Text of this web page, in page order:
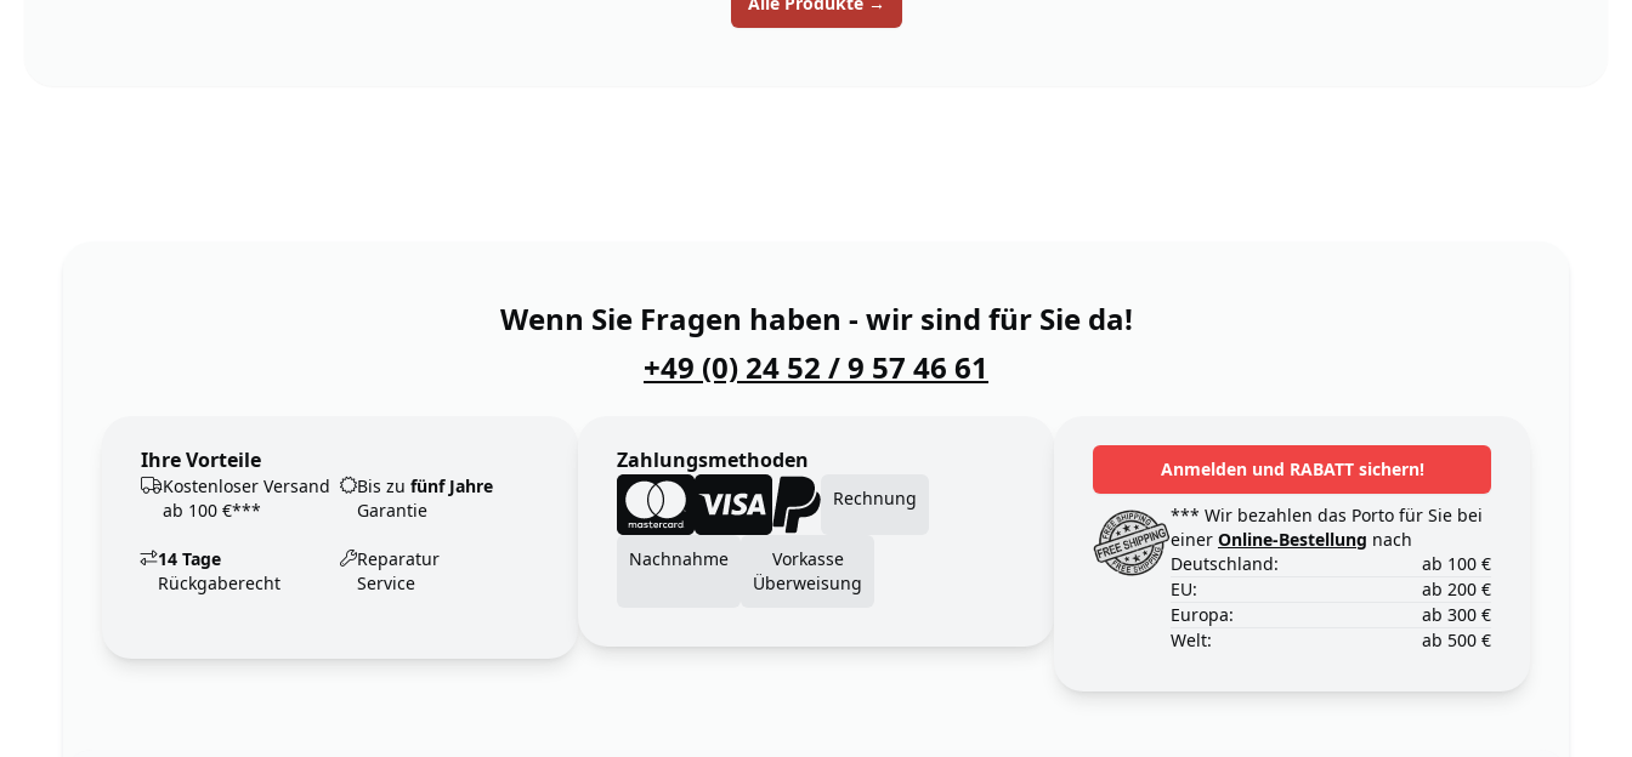
Wenn Sie Fragen haben - wir sind für Sie da!
+49 (0) 24 52 / 9 57 46 61
Ihre Vorteile
Kostenloser Versand
ab 100 €***
Bis zu fünf Jahre
Garantie
14 Tage
Rückgaberecht
Reparatur
Service
Zahlungsmethoden
Rechnung
Nachnahme
Vorkasse
Überweisung
Anmelden und RABATT sichern!
*** Wir bezahlen das Porto für Sie bei
einer Online-Bestellung nach
Deutschland:
ab 100 €
EU:
ab 200 €
Europa:
ab 300 €
Welt:
ab 500 €